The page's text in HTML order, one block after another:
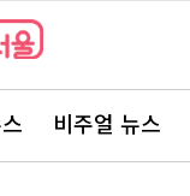
비주얼 뉴스